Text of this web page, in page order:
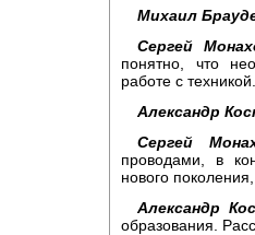
Михаил
Сергей
понятно, что
работе с техникой.
Александр
Сергей
проводами, в
нового
Александр
образования.